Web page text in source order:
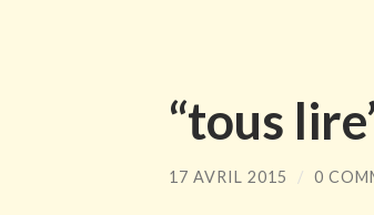
“tous
17 AVRIL 2015 / 0